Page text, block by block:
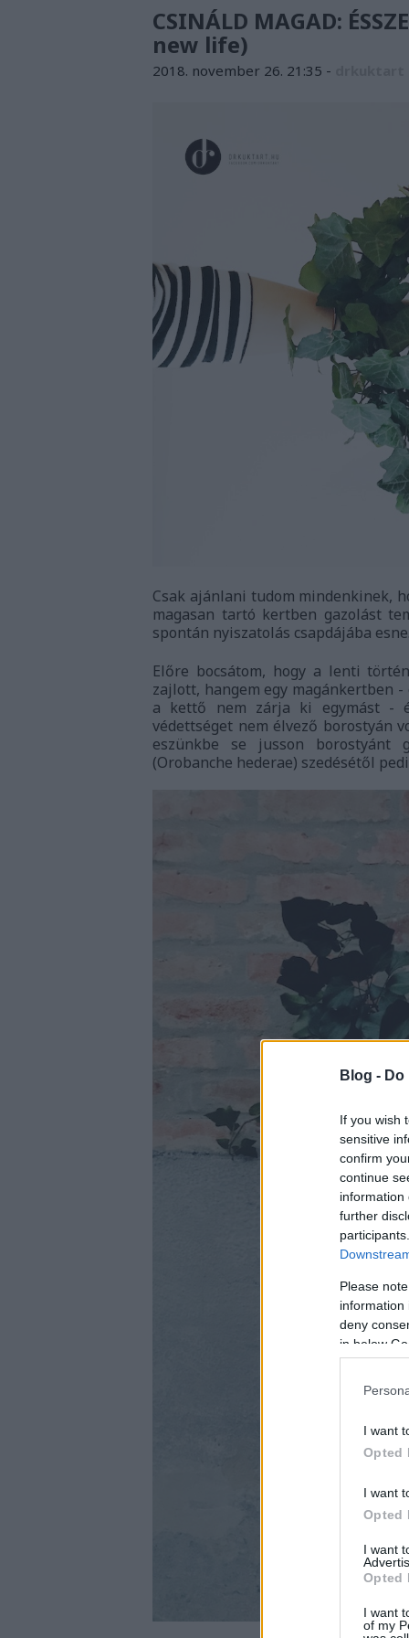
Blog -
If you wish
sensitive
confirm
continue
information
further
Please
information
deny
in below
I want
Opted
I want
Opted
I want
Opted
I want
of my
CSINÁLD MAGAD:
new life)
2018. november 26. 21:35 -
Csak ajánlani tudom mindenkinek,
magasan tartó kertben gazolást
spontán nyiszatolás csapdájába esne.
Előre bocsátom, hogy a lenti
zajlott, hangem egy magánkertben
a kettő nem zárja ki egymást -
védettséget nem élvező borostyán
eszünkbe se jusson borostyánt
(Orobanche hederae) szedésétől